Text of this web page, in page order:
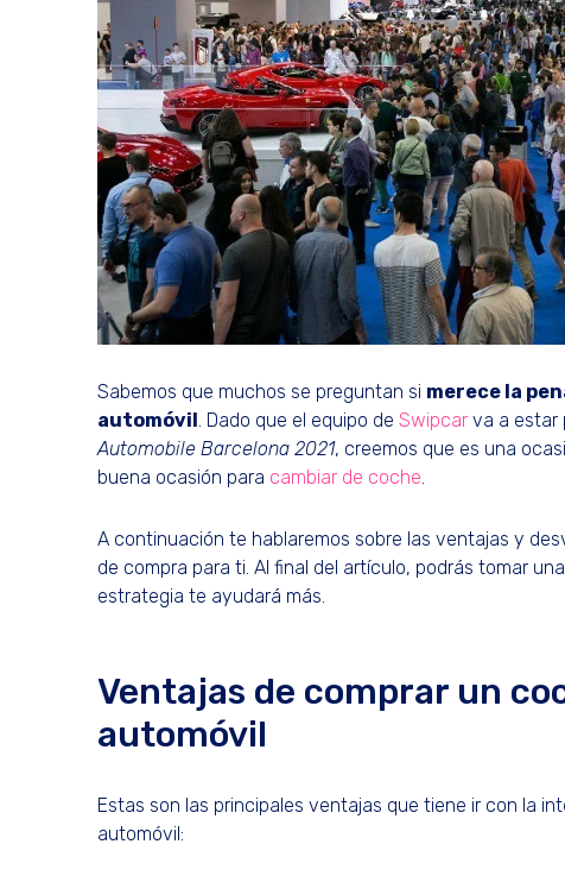
Sabemos que muchos se preguntan si merece la
automóvil . Dado que el equipo de Swipcar va a estar
Automobile Barcelona 2021, creemos que es una
buena ocasión para cambiar de coche
A continuación te hablaremos sobre las ventajas y
de compra para ti. Al final del artículo, podrás tomar
estrategia te ayudará más.
Ventajas de comprar un
automóvil
Estas son las principales ventajas que tiene ir con la
automóvil: